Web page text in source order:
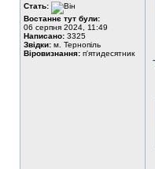
Стать:
Востаннє тут були:
06 серпня 2024, 11:49
Написано: 3325
Звідки: м. Тернопіль
Віровизнання: п'ятидесятник